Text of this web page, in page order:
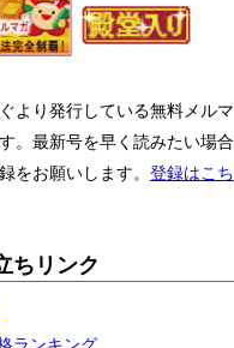
より発行している無料メルマ
。最新号を早く読みたい場合
をお願いします。 登録はこち
ちリンク